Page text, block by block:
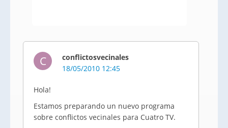
C
conflictosvecinales
18/05/2010 12:45
Hola!
Estamos preparando un nuevo programa
sobre conflictos vecinales para Cuatro TV.